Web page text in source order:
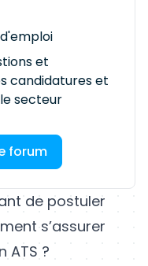
et
candidatures et
secteur
forum
de postuler
s’assurer
ATS ?